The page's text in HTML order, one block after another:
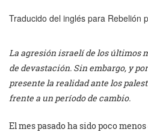
Traducido del inglés para Rebelión
La agresión israelí de los últimos
de devastación. Sin embargo, y
presente la realidad ante los
frente a un período de cambio.
El mes pasado ha sido poco